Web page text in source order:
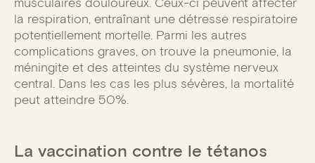
la respiration, entraînant une détresse respiratoire
potentiellement mortelle. Parmi les autres
complications graves, on trouve la pneumonie, la
méningite et des atteintes du système nerveux
central. Dans les cas les plus sévères, la mortalité
peut atteindre 50%.
La vaccination contre le tétanos